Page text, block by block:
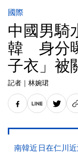
國際
中國男騎
韓 身分
子衣」被
記者 ｜ 林婉珺
南韓近日在仁川